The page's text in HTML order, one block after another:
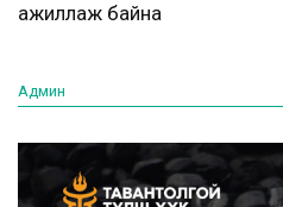
ажиллаж байна
Админ